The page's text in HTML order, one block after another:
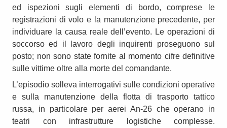
ed ispezioni sugli elementi di bordo, comprese le
registrazioni di volo e la manutenzione precedente, per
individuare la causa reale dell’evento. Le operazioni di
soccorso ed il lavoro degli inquirenti proseguono sul
posto; non sono state fornite al momento cifre definitive
sulle vittime oltre alla morte del comandante.
L’episodio solleva interrogativi sulle condizioni operative
e sulla manutenzione della flotta di trasporto tattico
russa, in particolare per aerei An‑26 che operano in
teatri con infrastrutture logistiche complesse.